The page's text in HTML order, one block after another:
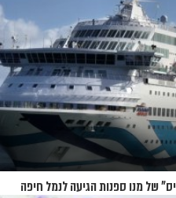
של מנו ספנות הגיעה לנמל חיפה